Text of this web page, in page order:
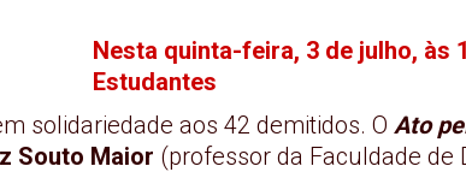
Nesta quinta-feira, 3 de julho, às
Estudantes
solidariedade aos 42 demitidos. O Ato
Souto Maior (professor da Faculdade de